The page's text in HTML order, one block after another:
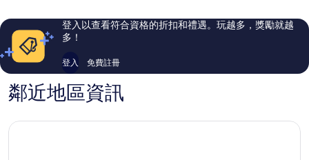
勒
塞
評
論
評
論
登入以查看符合資格的折扣和禮遇。玩越多，獎勵就越
多！
登入 免費註冊
鄰近地區資訊